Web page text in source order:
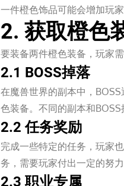
一件橙色饰品可能会增加玩
2. 获取橙色
要装备两件橙色装备，玩家
2.1 BOSS掉落
在魔兽世界的副本中，
色装备。不同的副本和BOSS
2.2 任务奖励
完成一些特定的任务，玩家
务，需要玩家付出一定的努力
2.3 职业专属